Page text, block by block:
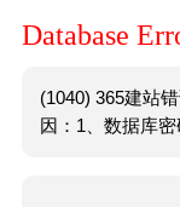
Database
(1040) 365建站
因：1、数据库